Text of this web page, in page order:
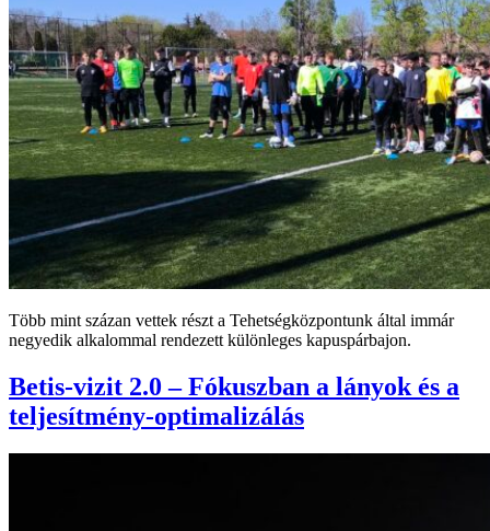
Több mint százan vettek részt a Tehetségközpontunk által immár
negyedik alkalommal rendezett különleges kapuspárbajon.
Betis-vizit 2.0 – Fókuszban a lányok és a
teljesítmény-optimalizálás